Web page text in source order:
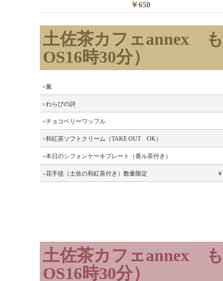
￥650
土佐茶カフェannex
OS16時30分）
●薫
●わらびの詩
●チョコベリーワッフル
●和紅茶ソフトクリーム（TAKE OUT OK）
●本日のシフォンケーキプレート（香ル茶付き）
●花手毬（土佐の和紅茶付き）数量限定
土佐茶カフェannex
OS16時30分）